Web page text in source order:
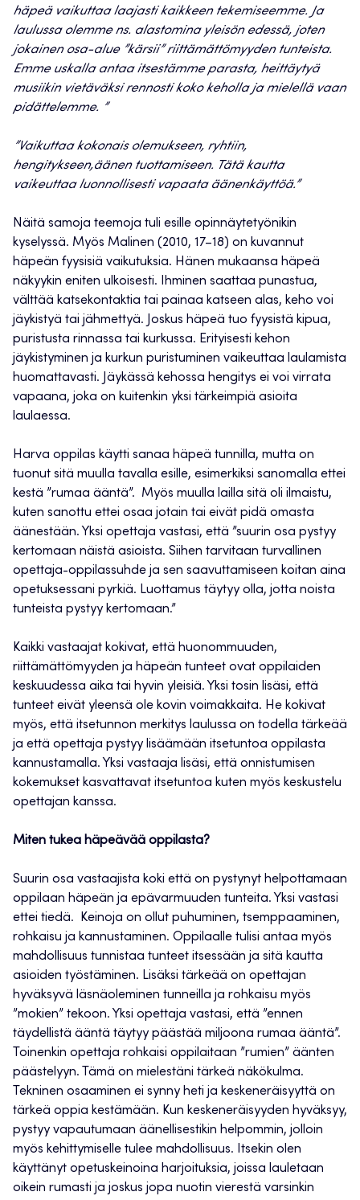
häpeä vaikuttaa laajasti kaikkeen tekemiseemme. Ja
laulussa olemme ns. alastomina yleisön edessä, joten
jokainen osa-alue ”kärsii” riittämättömyyden tunteista.
Emme uskalla antaa itsestämme parasta, heittäytyä
musiikin vietäväksi rennosti koko keholla ja mielellä vaan
pidättelemme. ”
”Vaikuttaakokonais olemukseen, ryhtiin,
hengitykseen,äänen tuottamiseen. Tätä kautta
vaikeuttaa luonnollisesti vapaata äänenkäyttöä.”
Näitä samoja teemoja tuli esille opinnäytetyönikin
kyselyssä. Myös Malinen (2010, 17–18) on kuvannut
häpeän fyysisiä vaikutuksia. Hänen mukaansa häpeä
näkyykin eniten ulkoisesti. Ihminen saattaa punastua,
välttää katsekontaktia tai painaa katseen alas, keho voi
jäykistyä tai jähmettyä. Joskus häpeä tuo fyysistä kipua,
puristusta rinnassa tai kurkussa. Erityisesti kehon
jäykistyminen ja kurkun puristuminen vaikeuttaa laulamista
huomattavasti. Jäykässä kehossa hengitys ei voi virrata
vapaana, joka on kuitenkin yksi tärkeimpiä asioita
laulaessa.
Harva oppilas käytti sanaa häpeä tunnilla, mutta on
tuonut sitä muulla tavalla esille, esimerkiksi sanomalla ettei
kestä ”rumaa ääntä”. Myös muulla lailla sitä oli ilmaistu,
kuten sanottu ettei osaa jotain tai eivät pidä omasta
äänestään. Yksi opettaja vastasi, että ”suurin osa pystyy
kertomaan näistä asioista. Siihen tarvitaan turvallinen
opettaja-oppilassuhde ja sen saavuttamiseen koitan aina
opetuksessani pyrkiä. Luottamus täytyy olla, jotta noista
tunteista pystyy kertomaan.”
Kaikki vastaajat kokivat, että huonommuuden,
riittämättömyyden ja häpeän tunteet ovat oppilaiden
keskuudessa aika tai hyvin yleisiä. Yksi tosin lisäsi, että
tunteet eivät yleensä ole kovin voimakkaita. He kokivat
myös, että itsetunnon merkitys laulussa on todella tärkeää
ja että opettaja pystyy lisäämään itsetuntoa oppilasta
kannustamalla. Yksi vastaaja lisäsi, että onnistumisen
kokemukset kasvattavat itsetuntoa kuten myös keskustelu
opettajan kanssa.
Miten tukea häpeävää oppilasta?
Suurin osa vastaajista koki että on pystynyt helpottamaan
oppilaan häpeän ja epävarmuuden tunteita. Yksi vastasi
ettei tiedä. Keinoja on ollut puhuminen, tsemppaaminen,
rohkaisu ja kannustaminen. Oppilaalle tulisi antaa myös
mahdollisuus tunnistaa tunteet itsessään ja sitä kautta
asioiden työstäminen. Lisäksi tärkeää on opettajan
hyväksyvä läsnäoleminen tunneilla ja rohkaisu myös
”mokien” tekoon. Yksi opettaja vastasi, että ”ennen
täydellistä ääntä täytyy päästää miljoona rumaa ääntä”.
Toinenkin opettaja rohkaisi oppilaitaan ”rumien” äänten
päästelyyn. Tämä on mielestäni tärkeä näkökulma.
Tekninen osaaminen ei synny heti ja keskeneräisyyttä on
tärkeä oppia kestämään. Kun keskeneräisyyden hyväksyy,
pystyy vapautumaan äänellisestikin helpommin, jolloin
myös kehittymiselle tulee mahdollisuus. Itsekin olen
käyttänyt opetuskeinoina harjoituksia, joissa lauletaan
oikein rumasti ja joskus jopa nuotin vierestä varsinkin